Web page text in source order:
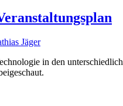
Jäger
in den